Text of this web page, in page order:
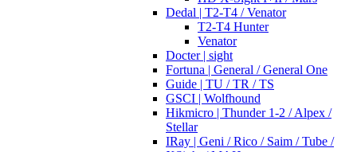
Dedal | T2-T4 / Venator
T2-T4 Hunter
Venator
Docter | sight
Fortuna | General / General One
Guide | TU / TR / TS
GSCI | Wolfhound
Hikmicro | Thunder 1-2 / Alpex /
Stellar
IRay | Geni / Rico / Saim / Tube /